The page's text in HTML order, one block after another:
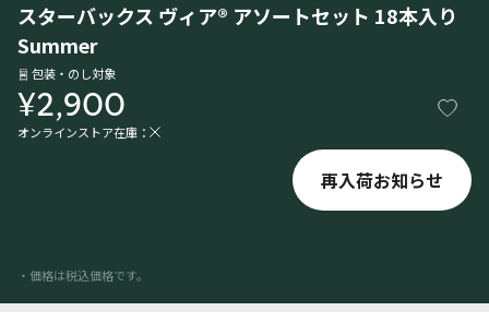
スターバックス ヴィア® アソートセット 18本入り
Summer
包装・のし対象
¥2,900
オンラインストア在庫：
再入荷お知らせ
・価格は税込価格です。